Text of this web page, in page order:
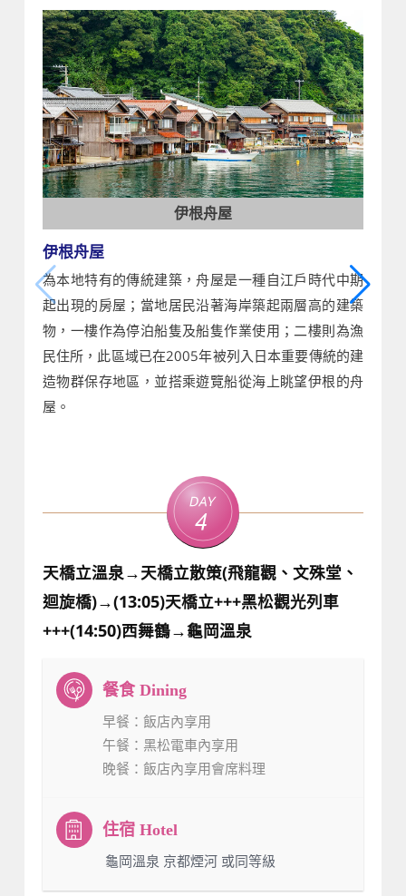
伊根舟屋
伊根舟屋
為本地特有的傳統建築，舟屋是一種自江戶時代中期
起出現的房屋；當地居民沿著海岸築起兩層高的建築
物，一樓作為停泊船隻及船隻作業使用；二樓則為漁
民住所，此區域已在2005年被列入日本重要傳統的建
造物群保存地區，並搭乘遊覽船從海上眺望伊根的舟
屋。
Day
4
天橋立溫泉→天橋立散策(飛龍觀、文殊堂、
迴旋橋)→(13:05)天橋立+++黑松觀光列車
+++(14:50)西舞鶴→龜岡溫泉
早餐 ：飯店內享用
午餐 ：黑松電車內享用
晚餐 ：飯店內享用會席料理
：龜岡溫泉 京都煙河 或同等級